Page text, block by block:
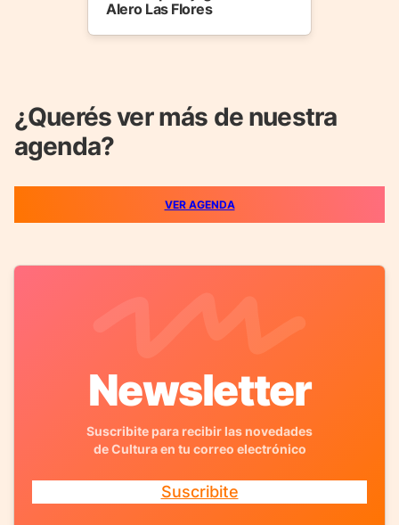
Alero Las Flores
¿Querés ver más de nuestra
agenda?
VER AGENDA
Newsletter
Suscribite para recibir las novedades
de Cultura en tu correo electrónico
Suscribite